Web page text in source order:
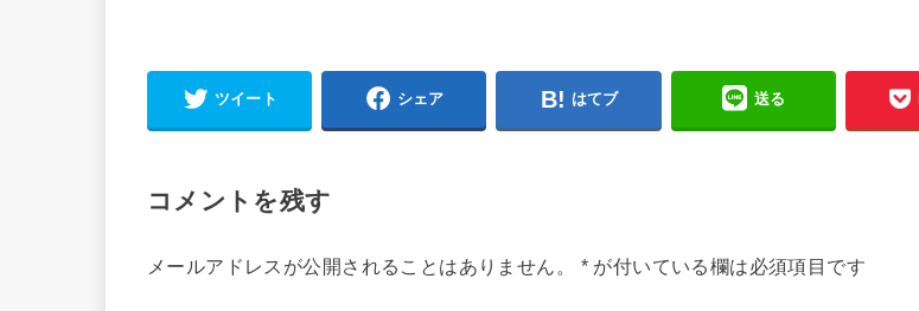
ツイート シェア はてブ 送る
コメントを残す
メールアドレスが公開されることはありません。 *が付いている欄は必須項目です